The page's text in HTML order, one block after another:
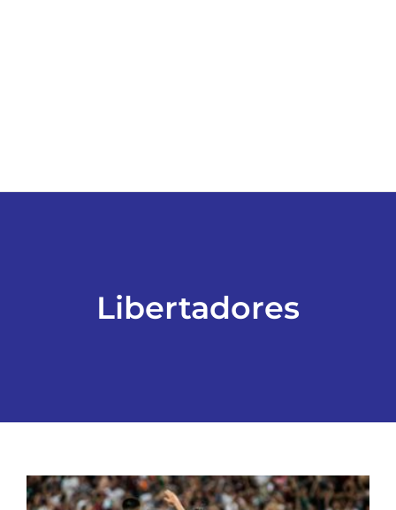
EDIÇÕES EM PDFLibertadores